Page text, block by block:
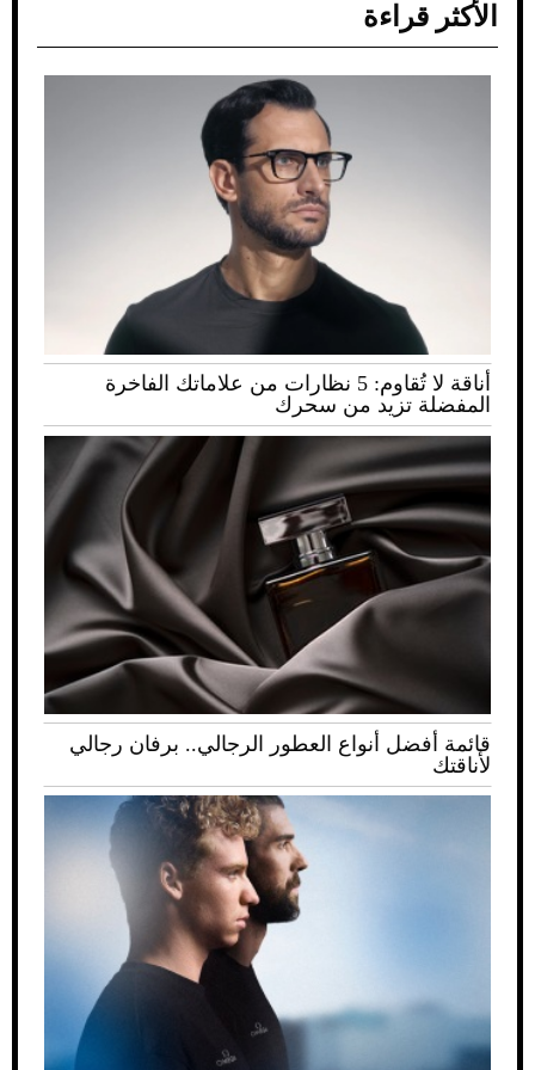
الأكثر قراءة
أناقة لا تُقاوم: 5 نظارات من علاماتك الفاخرة
المفضلة تزيد من سحرك
قائمة أفضل أنواع العطور الرجالي.. برفان رجالي
لأناقتك